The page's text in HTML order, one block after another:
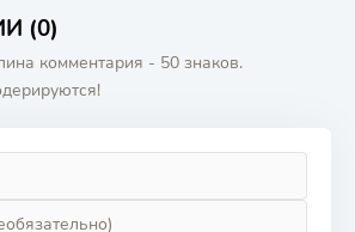
(0)
комментария - 50 знаков.